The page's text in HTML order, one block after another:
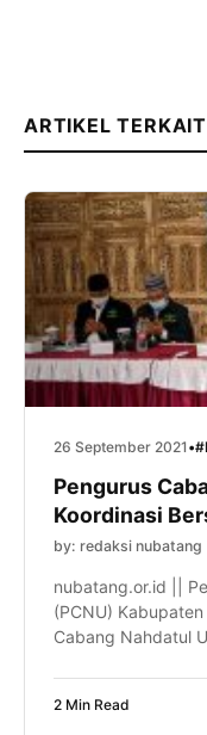
ARTIKEL TERKAIT
26 September 2021 •
Pengurus
Koordinasi
by: redaksi nubatang
nubatang.or.id ||
(PCNU)
Cabang Nahdatul
Sempu
2 Min Read